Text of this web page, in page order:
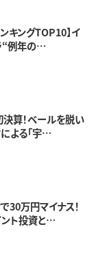
キングTOP10】イ
“例年の…
決算！ベールを脱い
よる「宇…
30万円マイナス！
ント投資と…